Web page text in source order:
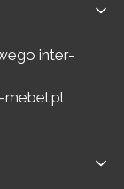
inter-
mebel.pl